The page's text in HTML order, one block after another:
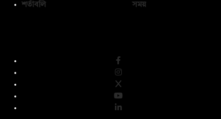
শর্তাবলি
সময়